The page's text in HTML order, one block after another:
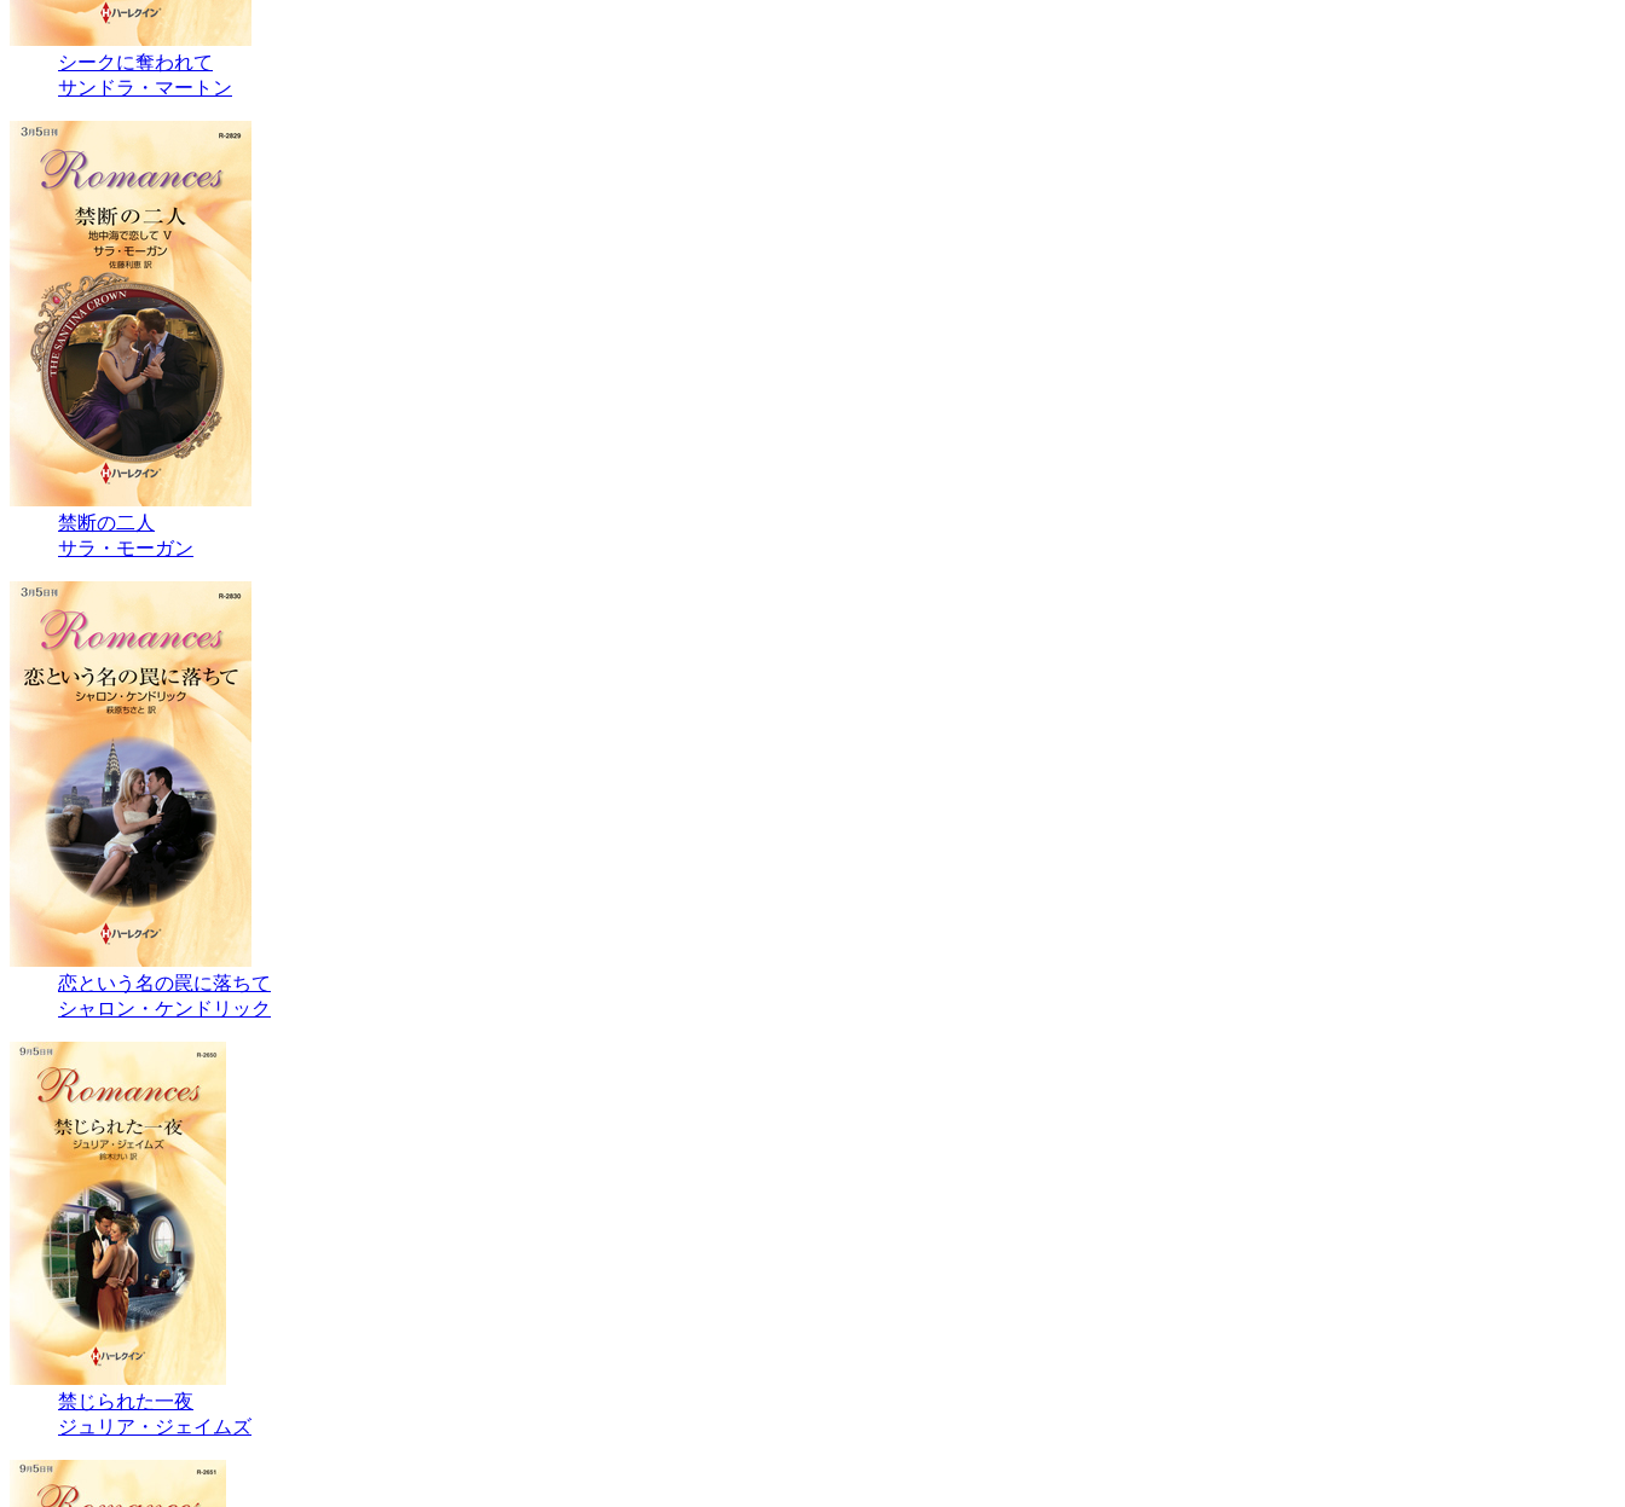
シークに奪われて
サンドラ・マートン
禁断の二人
サラ・モーガン
恋という名の罠に落ちて
シャロン・ケンドリック
禁じられた一夜
ジュリア・ジェイムズ